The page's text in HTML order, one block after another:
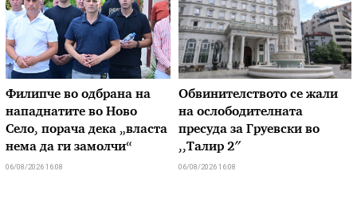
Филипче во одбрана на
нападнатите во Ново
Село, порача дека „власта
нема да ги замолчи“
06/08/2026 16:08
Обвинителството се жали
на ослободителната
пресуда за Груевски во
,,Талир 2″
06/08/2026 16:08